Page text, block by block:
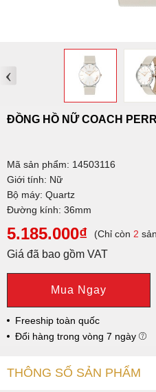
‹
ĐỒNG HỒ NỮ COACH
Mã sản phẩm: 14503116
Giới tính: Nữ
Bộ máy: Quartz
Đường kính: 36mm
5.185.000₫ (Chỉ còn 2
Giá đã bao gồm VAT
Mua Ngay
Freeship toàn quốc
Đổi hàng trong vòng 7 ngày
THÔNG SỐ SẢN PHẨM